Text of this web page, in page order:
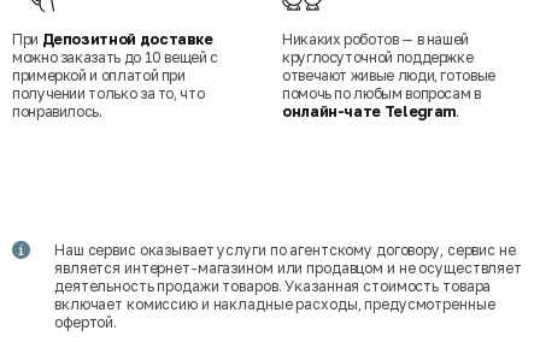
При Депозитной доставке
можно заказать до 10 вещей с
примеркой и оплатой при
получении только за то, что
понравилось.
Никаких роботов — в нашей
круглосуточной поддержке
отвечают живые люди, готовые
помочь по любым вопросам в
онлайн-чате Telegram.
Наш сервис оказывает услуги по агентскому договору, сервис не
является интернет-магазином или продавцом и не осуществляет
деятельность продажи товаров. Указанная стоимость товара
включает комиссию и накладные расходы, предусмотренные
офертой.